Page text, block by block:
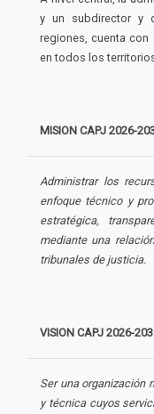
y un subdirector y
regiones, cuenta con
en todos los
MISION CAPJ 2026-
Administrar los
enfoque técnico y
estratégica,
mediante una
tribunales de justicia.
VISION CAPJ 2026-
Ser una organización
y técnica cuyos